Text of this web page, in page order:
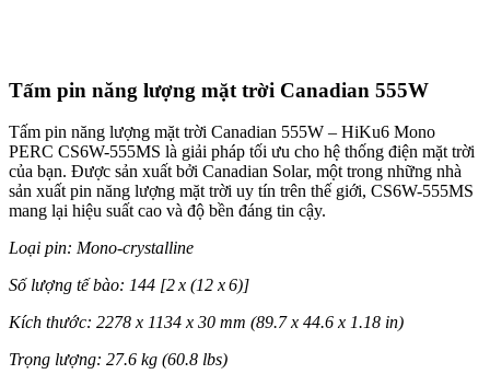
Tấm pin năng lượng mặt trời Canadian 555W
Tấm pin năng lượng mặt trời Canadian 555W – HiKu6 Mono
PERC CS6W-555MS là giải pháp tối ưu cho hệ thống điện mặt trời
của bạn. Được sản xuất bởi Canadian Solar, một trong những nhà
sản xuất pin năng lượng mặt trời uy tín trên thế giới, CS6W-555MS
mang lại hiệu suất cao và độ bền đáng tin cậy.
Loại pin: Mono-crystalline
Số lượng tế bào: 144 [2 x (12 x 6)]
Kích thước: 2278 x 1134 x 30 mm (89.7 x 44.6 x 1.18 in)
Trọng lượng: 27.6 kg (60.8 lbs)